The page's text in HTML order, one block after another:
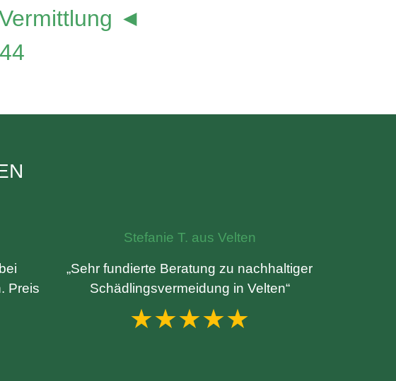
◄
Preis
Stefanie T. aus Velten
„Sehr fundierte Beratung zu nachhaltiger
Schädlingsvermeidung in Velten“
★★★★★